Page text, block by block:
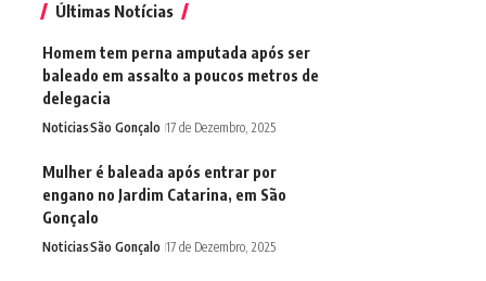
Últimas Notícias
Homem tem perna amputada após ser
baleado em assalto a poucos metros de
delegacia
NoticiasSão Gonçalo 17 de Dezembro, 2025
Mulher é baleada após entrar por
engano no Jardim Catarina, em São
Gonçalo
NoticiasSão Gonçalo 17 de Dezembro, 2025